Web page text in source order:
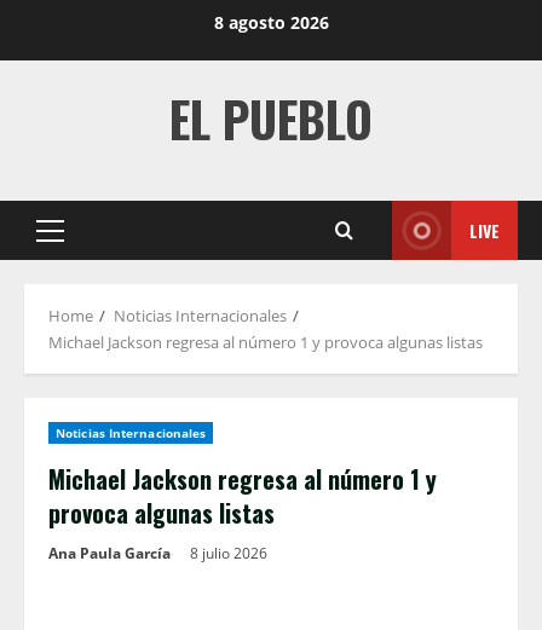
8 agosto 2026
EL PUEBLO
Primary
LIVE
Home
Noticias Internacionales
Michael Jackson regresa al número 1 y provoca algunas listas
Noticias Internacionales
Michael Jackson regresa al número 1 y
provoca algunas listas
Ana Paula García 8 julio 2026